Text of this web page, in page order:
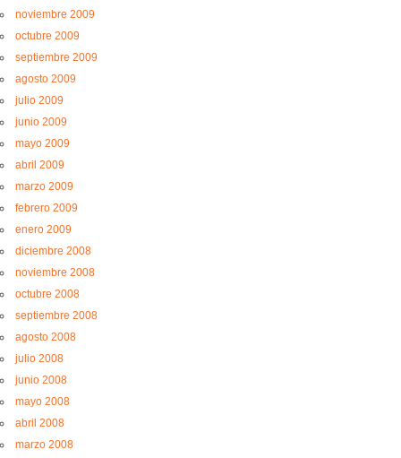
noviembre 2009
octubre 2009
septiembre 2009
agosto 2009
julio 2009
junio 2009
mayo 2009
abril 2009
marzo 2009
febrero 2009
enero 2009
diciembre 2008
noviembre 2008
octubre 2008
septiembre 2008
agosto 2008
julio 2008
junio 2008
mayo 2008
abril 2008
marzo 2008